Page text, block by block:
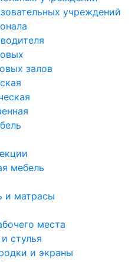
учреждений
залов
мебель
и матрасы
места
стулья
и экраны